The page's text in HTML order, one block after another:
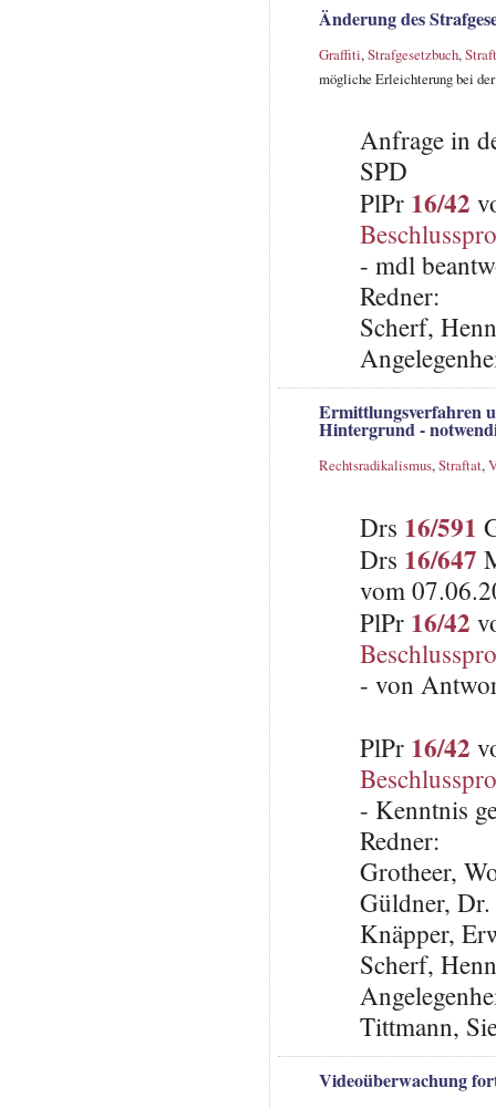
Änderung des
Graffiti,Strafgesetzbuch,
mögliche Erleichterung bei
Anfrage in
SPD
PlPr 16/42
- mdl
Redner:
Scherf,
Ermittlungsverfahren
Hintergrund -
Rechtsradikalismus,Straftat,
Drs 16/591
Drs 16/647
vom
PlPr 16/42
- von
PlPr 16/42
- Kenntnis
Redner:
Grotheer,
Güldner,
Knäpper,
Scherf,
Tittmann,
Videoüberwachung